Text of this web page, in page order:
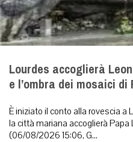
Lourdes accoglierà
e l’ombra dei mosaici di
È iniziato il conto alla rovescia
la città mariana accoglierà Papa
(06/08/2026 15:06, G...